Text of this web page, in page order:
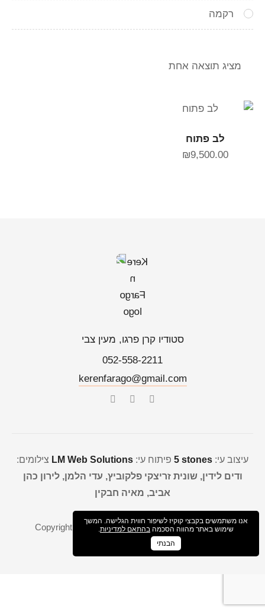
מציג תוצאה אחת
הוספה לסל
לב פתוח
₪9,500.00
רקמה
סטודיו קרן פרגו, מעין צבי
052-558-2211
kerenfarago@gmail.com
עיצוב עי: 5 stones פיתוח עי: LM Web Solutions צילומים:
ודים לידין, שונית זריצקי פלקוביץ, עדי הלמן, לירון כהן
אביב, מאיה חבקין
Copyright © 2021Keren faragoAll rights reserved
אנו משתמשים בקבצי קוקיז לשיפור חווית הגלישה. המשך
שימוש באתר מהווה הסכמה בהתאם למדיניות.
הבנתי